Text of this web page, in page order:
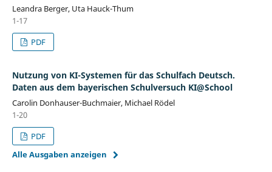
Leandra Berger, Uta Hauck-Thum
1-17
PDF
Nutzung von KI-Systemen für das Schulfach Deutsch.
Daten aus dem bayerischen Schulversuch KI@School
Carolin Donhauser-Buchmaier, Michael Rödel
1-20
PDF
Alle Ausgaben anzeigen